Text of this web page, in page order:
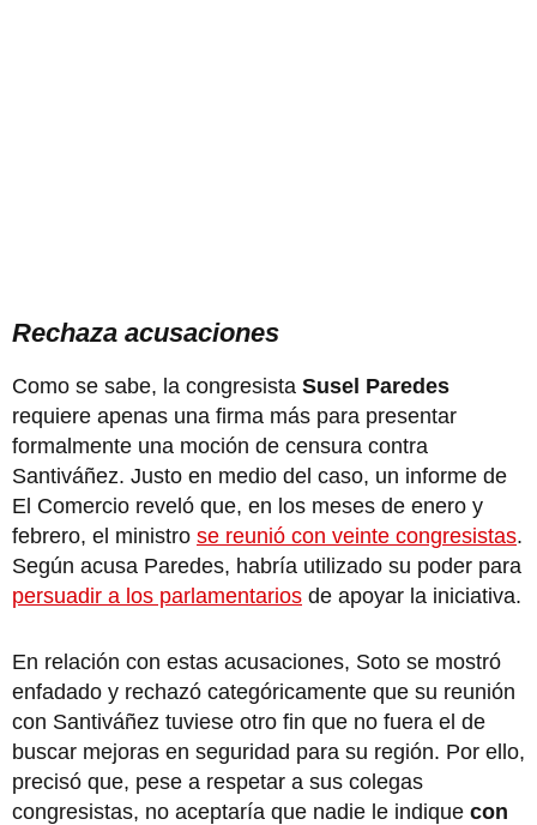
Rechaza acusaciones
Como se sabe, la congresista Susel Paredes
requiere apenas una firma más para presentar
formalmente una moción de censura contra
Santiváñez. Justo en medio del caso, un informe de
El Comercio reveló que, en los meses de enero y
febrero, el ministro se reunió con veinte congresistas.
Según acusa Paredes, habría utilizado su poder para
persuadir a los parlamentarios de apoyar la iniciativa.
En relación con estas acusaciones, Soto se mostró
enfadado y rechazó categóricamente que su reunión
con Santiváñez tuviese otro fin que no fuera el de
buscar mejoras en seguridad para su región. Por ello,
precisó que, pese a respetar a sus colegas
congresistas, no aceptaría que nadie le indique con